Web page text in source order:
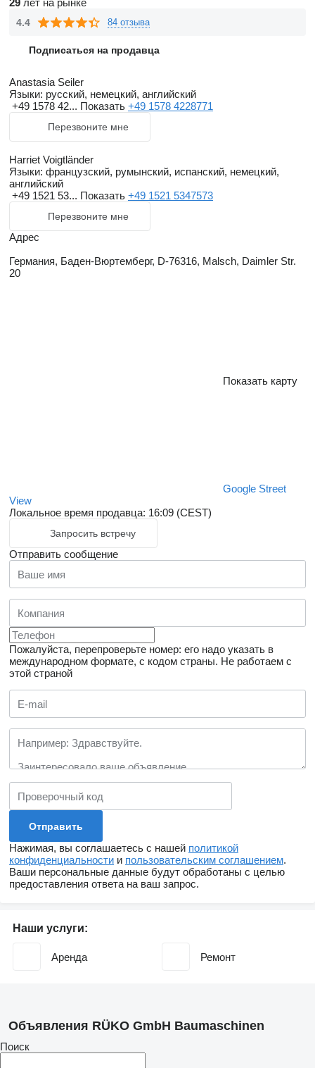
Наши услуги:
Аренда Ремонт
Мы предлагаем также аренду машин вместе с нашим
службы бнезависимости от производителя техники
проведут диагностику, устронят в минимальные сроки
любую неполадку.
Мы проводим как ремонт техники клиента, так и техники из
парка аренды и машин выставленных на продажу начиная
от миниэкскаваторов и заканчивая дорожными фрезами и
асфальтоукладчиками.
29 лет на рынке
4.4 84 отзыва
Подписаться на продавца
Anastasia Seiler
Языки: русский, немецкий, английский
+49 1578 42... Показать +49 1578 4228771
Перезвоните мне
Harriet Voigtländer
Языки: французский, румынский, испанский, немецкий,
английский
+49 1521 53... Показать +49 1521 5347573
Перезвоните мне
Адрес
Германия, Баден-Вюртемберг, D-76316, Malsch, Daimler Str.
20
Показать карту
Google Street
View
Локальное время продавца: 16:09 (CEST)
Запросить встречу
Отправить сообщение
Пожалуйста, перепроверьте номер: его надо указать в
международном формате, с кодом страны. Не работаем с
этой страной
Нажимая, вы соглашаетесь с нашей политикой
конфиденциальности и пользовательским соглашением.
Ваши персональные данные будут обработаны с целью
предоставления ответа на ваш запрос.
Объявления RÜKO GmbH Baumaschinen
Поиск